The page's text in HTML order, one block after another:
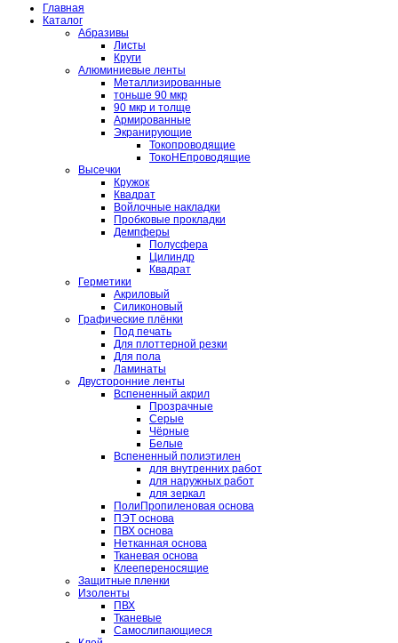
Главная
Каталог
Абразивы
Листы
Круги
Алюминиевые ленты
Металлизированные
тоньше 90 мкр
90 мкр и толще
Армированные
Экранирующие
Токопроводящие
ТокоНЕпроводящие
Высечки
Кружок
Квадрат
Войлочные накладки
Пробковые прокладки
Демпферы
Полусфера
Цилиндр
Квадрат
Герметики
Акриловый
Силиконовый
Графические плёнки
Под печать
Для плоттерной резки
Для пола
Ламинаты
Двусторонние ленты
Вспененный акрил
Прозрачные
Серые
Чёрные
Белые
Вспененный полиэтилен
для внутренних работ
для наружных работ
для зеркал
ПолиПропиленовая основа
ПЭТ основа
ПВХ основа
Нетканная основа
Тканевая основа
Клеепереносящие
Защитные пленки
Изоленты
ПВХ
Тканевые
Самослипающиеся